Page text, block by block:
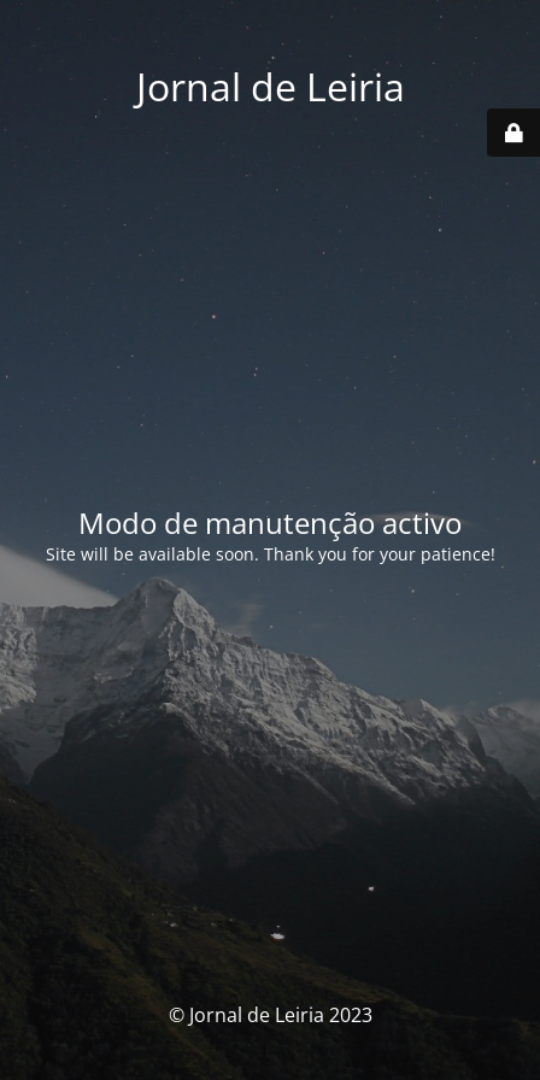
Jornal de Leiria
Modo de manutenção activo
Site will be available soon. Thank you for your patience!
© Jornal de Leiria 2023